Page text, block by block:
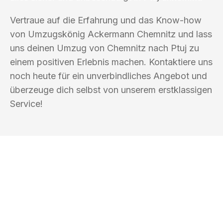
Vertraue auf die Erfahrung und das Know-how
von Umzugskönig Ackermann Chemnitz und lass
uns deinen Umzug von Chemnitz nach Ptuj zu
einem positiven Erlebnis machen. Kontaktiere uns
noch heute für ein unverbindliches Angebot und
überzeuge dich selbst von unserem erstklassigen
Service!